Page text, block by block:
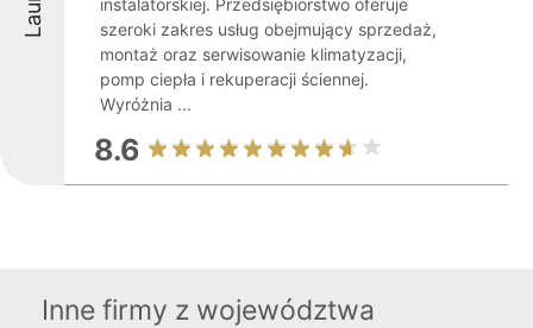
instalatorskiej. Przedsiębiorstwo oferuje
szeroki zakres usług obejmujący sprzedaż,
montaż oraz serwisowanie klimatyzacji,
pomp ciepła i rekuperacji ściennej.
Wyróżnia ...
8.6
Inne firmy z województwa